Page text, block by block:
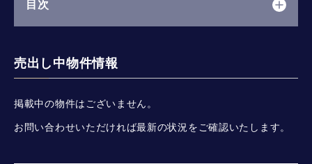
目次
売出し中物件情報
掲載中の物件はございません。
お問い合わせいただければ最新の状況をご確認いたします。